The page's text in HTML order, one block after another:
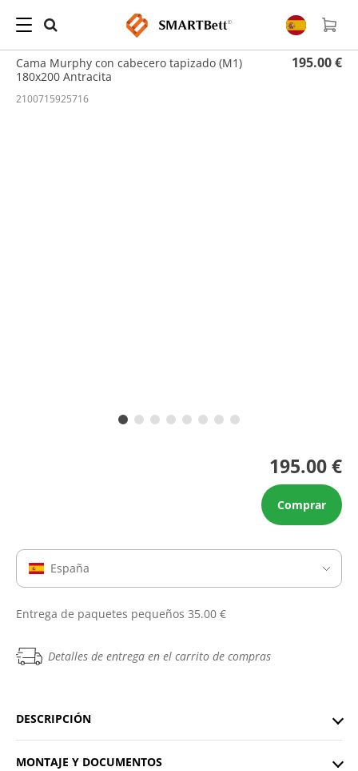
Hogar Tapicería / Cama Murphy con cabecero tapizado (M1) 180x200 Antracita
Cama Murphy con cabecero tapizado (M1)
180x200 Antracita
195.00 €
2100715925716
195.00 €
Comprar
España
Entrega de paquetes pequeños 35.00 €
Detalles de entrega en el carrito de compras
DESCRIPCIÓN
MONTAJE Y DOCUMENTOS